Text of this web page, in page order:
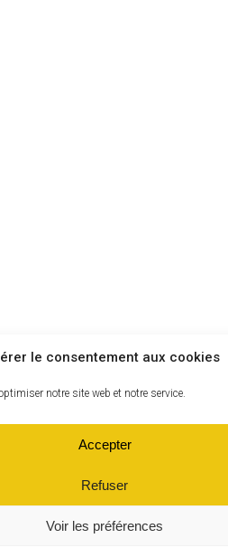
le consentement aux cookies
notre site web et notre service.
Accepter
Refuser
Voir les préférences